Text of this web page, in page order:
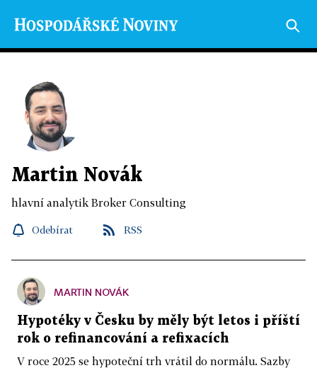
Martin Novák
hlavní analytik Broker Consulting
Odebírat RSS
MARTIN NOVÁK
Hypotéky v Česku by měly být letos i příští
rok o refinancování a refixacích
V roce 2025 se hypoteční trh vrátil do normálu. Sazby